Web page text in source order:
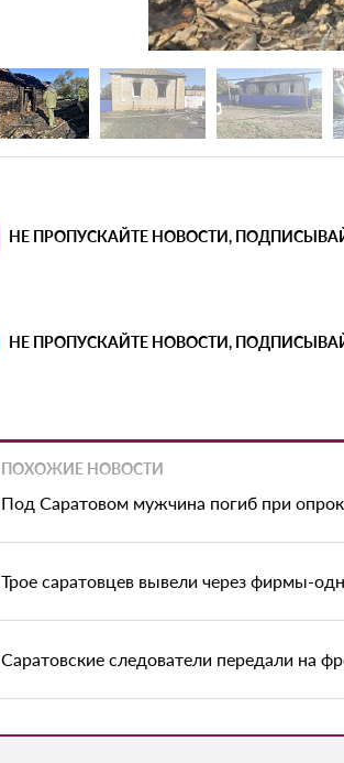
НЕ ПРОПУСКАЙТЕ НОВОСТИ,
НЕ ПРОПУСКАЙТЕ НОВОСТИ,
ПОХОЖИЕ НОВОСТИ
Под Саратовом мужчина погиб при
Трое саратовцев вывели через фирмы-
Саратовские следователи передали на